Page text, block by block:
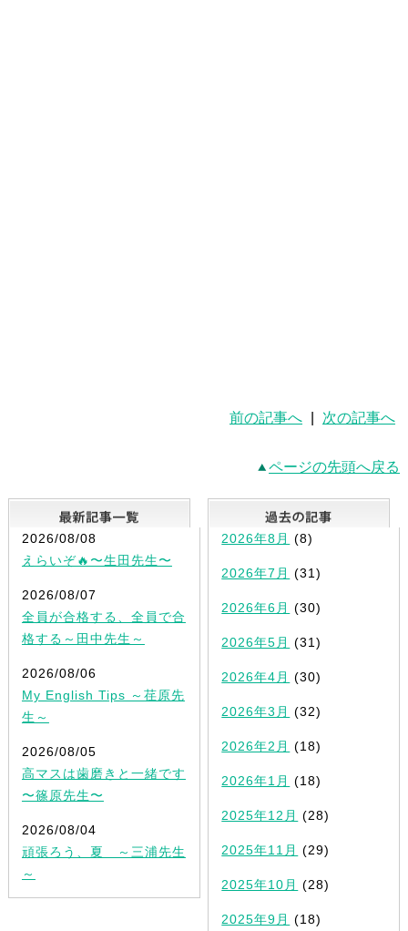
前の記事へ 次の記事へ
ページの先頭へ戻る
最新記事一覧
2026/08/08
えらいぞ🔥〜生田先生〜
2026/08/07
全員が合格する、全員で合
格する～田中先生～
2026/08/06
My English Tips ～荏原先
生～
2026/08/05
高マスは歯磨きと一緒です
〜篠原先生〜
2026/08/04
頑張ろう、夏 ～三浦先生
～
2026年8月 (8)
2026年7月 (31)
2026年6月 (30)
2026年5月 (31)
2026年4月 (30)
2026年3月 (32)
2026年2月 (18)
2026年1月 (18)
2025年12月 (28)
2025年11月 (29)
2025年10月 (28)
2025年9月 (18)